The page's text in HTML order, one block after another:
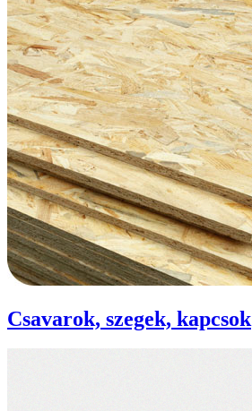
Csavarok, szegek, kapcsok